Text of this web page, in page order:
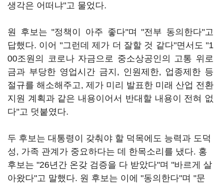
생각은 어떠냐"고 물었다.
원 후보는 "정책이 아주 좋다"며 "전부 동의한다"고
답했다. 이어 "그런데 제가 더 잘할 것 같다"면서도 "1
00조원의 코로나 자금으로 중소상공인의 고통 위로
금과 부당한 영업시간 금지, 인원제한, 업종제한 등
절규를 해소해주고, 제가 미리 발표한 미래 산업 전환
지원 계획과 같은 내용이어서 반대할 내용이 전혀 없
다"고 덧붙였다.
두 후보는 대통령이 갖춰야 할 덕목에도 능력과 도덕
성, 가족 관계가 중요하다는 데 한목소리를 냈다. 홍
후보는 "26년간 온갖 검증을 다 받았다"며 "바르게 살
아왔다"고 말했다. 원 후보는 이에 "동의한다"며 "문